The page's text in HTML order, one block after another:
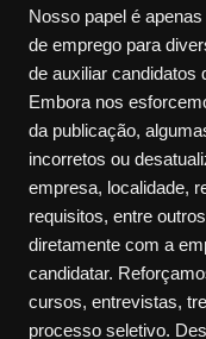
Nosso papel é
de emprego para
de auxiliar candidatos
Embora nos
da publicação,
incorretos ou
empresa, localidade,
requisitos, entre
diretamente com a
candidatar.
cursos, entrevistas,
processo seletivo.